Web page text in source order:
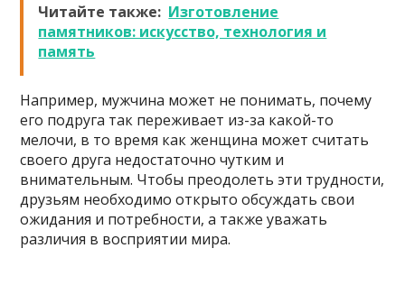
Читайте также: Изготовление
памятников: искусство, технология и
память
Например, мужчина может не понимать, почему
его подруга так переживает из-за какой-то
мелочи, в то время как женщина может считать
своего друга недостаточно чутким и
внимательным. Чтобы преодолеть эти трудности,
друзьям необходимо открыто обсуждать свои
ожидания и потребности, а также уважать
различия в восприятии мира.